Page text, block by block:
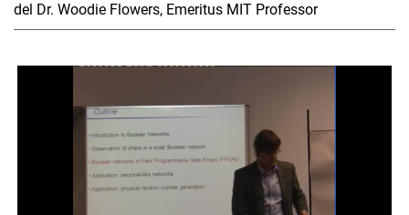
del Dr. Woodie Flowers, Emeritus MIT Professor